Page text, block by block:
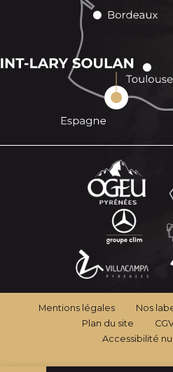
Mentions légales Nos
Plan du site
Accessibilité